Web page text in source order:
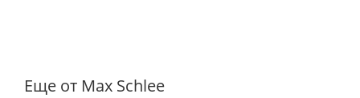
Еще от Max Schlee